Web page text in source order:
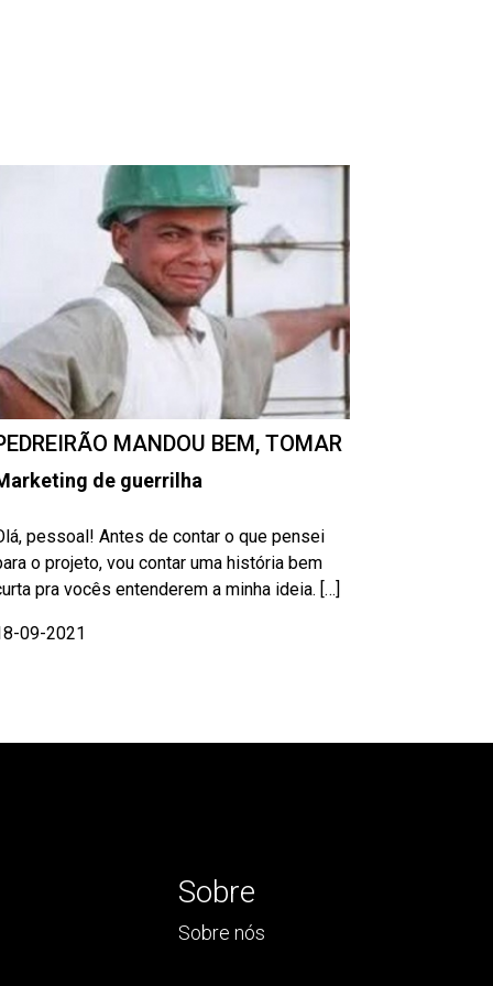
MANDOU BEM, TOMAR
de guerrilha
pessoal! Antes de contar o que pensei
o projeto, vou contar uma história bem
pra vocês entenderem a minha ideia. […]
09-2021
Sobre
Sobre nós